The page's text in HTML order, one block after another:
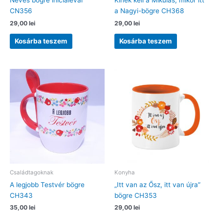
CN356
29,00 lei
Kosárba teszem
a Nagyi-bögre CH368
29,00 lei
Kosárba teszem
Családtagoknak
A legjobb Testvér bögre
CH343
35,00 lei
Konyha
„Itt van az Ősz, itt van újra”
bögre CH353
29,00 lei